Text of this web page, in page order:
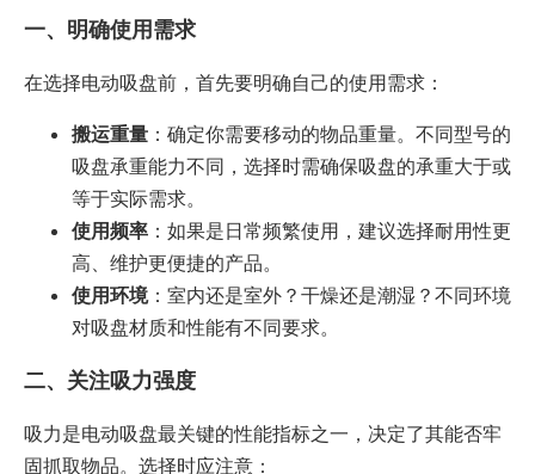
一、明确使用需求
在选择电动吸盘前，首先要明确自己的使用需求：
搬运重量 ：确定你需要移动的物品重量。不同型号的
吸盘承重能力不同，选择时需确保吸盘的承重大于或
等于实际需求。
使用频率 ：如果是日常频繁使用，建议选择耐用性更
高、维护更便捷的产品。
使用环境：室内还是室外？干燥还是潮湿？不同环境
对吸盘材质和性能有不同要求。
二、关注吸力强度
吸力是电动吸盘最关键的性能指标之一，决定了其能否牢
固抓取物品。选择时应注意：